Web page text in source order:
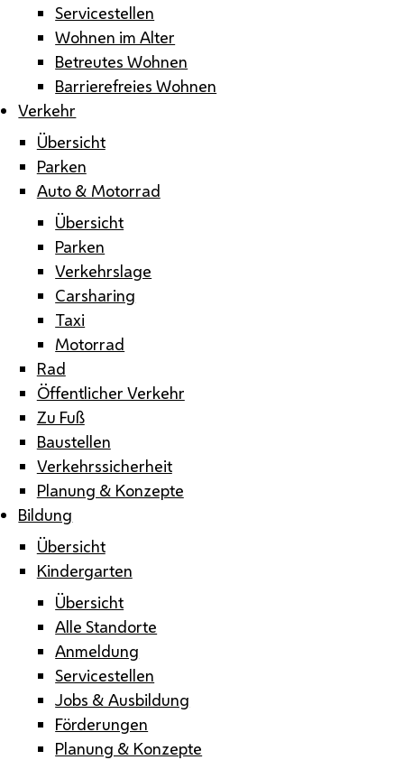
Servicestellen
Wohnen im Alter
Betreutes Wohnen
Barrierefreies Wohnen
Verkehr
Übersicht
Parken
Auto & Motorrad
Übersicht
Parken
Verkehrslage
Carsharing
Taxi
Motorrad
Rad
Öffentlicher Verkehr
Zu Fuß
Baustellen
Verkehrssicherheit
Planung & Konzepte
Bildung
Übersicht
Kindergarten
Übersicht
Alle Standorte
Anmeldung
Servicestellen
Jobs & Ausbildung
Förderungen
Planung & Konzepte